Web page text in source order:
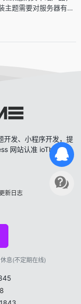
主题需要对服务器有…
开发、小程序开发，提
网站认准 ioTheme &
新日志
息(不定期在线)